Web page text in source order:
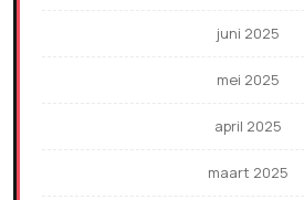
juni 2025
mei 2025
april 2025
maart 2025